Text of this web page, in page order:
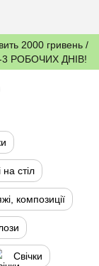
2000 гривень /
РОБОЧИХ ДНІВ!
на стіл
композиції
Свічки